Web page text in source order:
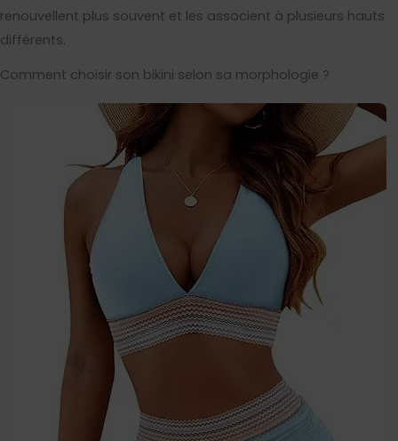
renouvellent plus souvent et les associent à plusieurs hauts
différents.
Comment choisir son bikini selon sa morphologie ?